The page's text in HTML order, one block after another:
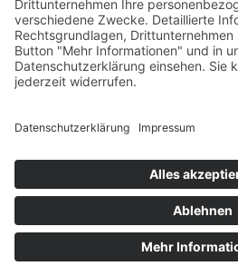
E-Mail-Adresse*
Telefonnummer
rechtsschutzversichert?
Sind
Telefonnummer*
Ja